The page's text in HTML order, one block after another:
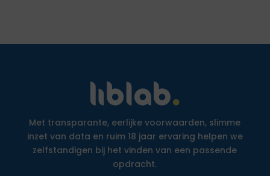
Met transparante, eerlijke voorwaarden, slimme
inzet van data en ruim 18 jaar ervaring helpen we
zelfstandigen bij het vinden van een passende
opdracht.